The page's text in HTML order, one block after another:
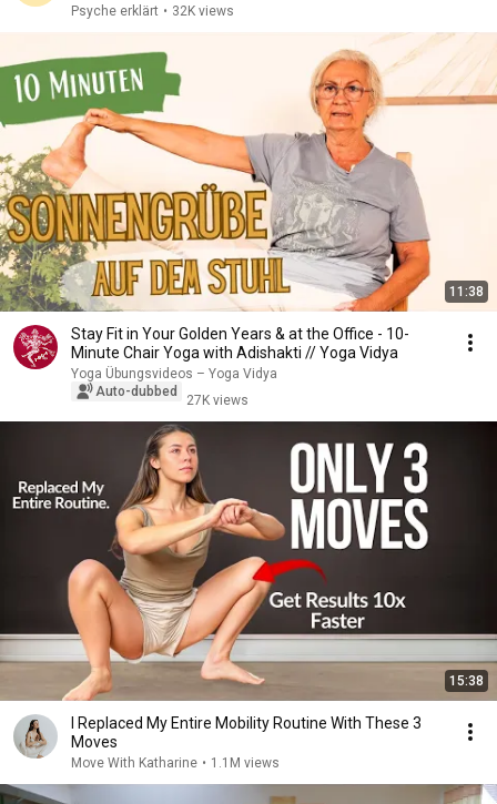
Psyche erklärt • 32K views
11:38
Stay Fit in Your Golden Years & at the Office - 10-
Minute Chair Yoga with Adishakti // Yoga Vidya
Yoga Übungsvideos – Yoga Vidya
Auto-dubbed
27K views
15:38
I Replaced My Entire Mobility Routine With These 3
Moves
Move With Katharine • 1.1M views